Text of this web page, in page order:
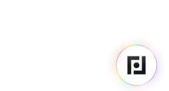
Noticias
Código fuente
Fedi For